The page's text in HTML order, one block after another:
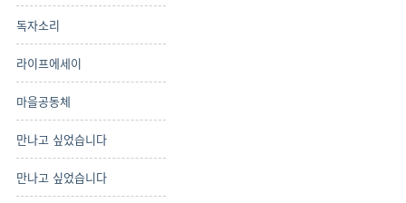
독자소리
라이프에세이
마을공동체
만나고 싶었습니다
만나고 싶었습니다